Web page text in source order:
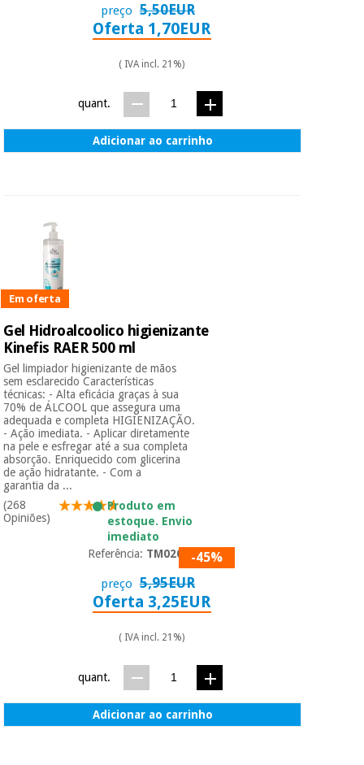
preço 5,50EUR
Oferta 1,70EUR
( IVA incl. 21%)
quant.
Adicionar ao carrinho
Em oferta
Gel Hidroalcoolico higienizante
Kinefis RAER 500 ml
Gel limpiador higienizante de mãos
sem esclarecido Características
técnicas: - Alta eficácia graças à sua
70% de ÁLCOOL que assegura uma
adequada e completa HIGIENIZAÇÃO.
- Ação imediata. - Aplicar diretamente
na pele e esfregar até a sua completa
absorção. Enriquecido com glicerina
de ação hidratante. - Com a
garantia da ...
(268
Opiniões)
Produto em
estoque. Envio
imediato
Referência: TM02066-45%
preço 5,95EUR
Oferta 3,25EUR
( IVA incl. 21%)
quant.
Adicionar ao carrinho